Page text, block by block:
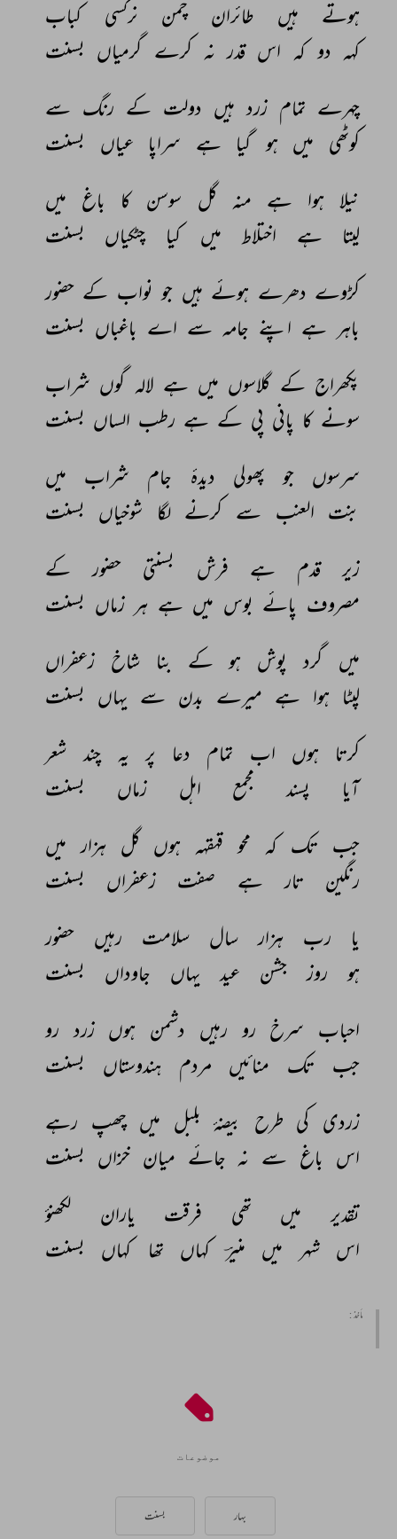
ہوتے
ہیں طائران چمن نرگسی
کباب
کہہ دو کہ اس قدر نہ کرے گرمیاں بسنت
چہرے تمام زرد ہیں دولت کے رنگ سے
کوٹھی میں ہو گیا ہے سراپا عیاں
بسنت
نیلا ہوا ہے منہ گل سوسن کا باغ میں
لیتا
ہے اختلاط میں کیا چٹکیاں
بسنت
کڑوے دھرے ہوئے ہیں جو نواب کے حضور
باہر ہے اپنے جامہ سے اے باغباں بسنت
پکھراج کے گلاسوں میں ہے لالہ گوں شراب
سونے کا پانی پی کے ہے رطب الساں بسنت
سرسوں
جو پھولی دیدۂ جام شراب
میں
بنت العنب سے کرنے لگا شوخیاں بسنت
زیر
قدم ہے فرش بسنتی حضور
کے
مصروف پائے بوس میں ہے ہر زماں بسنت
میں
گرد پوش ہو کے بنا شاخ زعفراں
لپٹا ہوا ہے میرے بدن سے یہاں بسنت
کرتا
ہوں اب تمام دعا پر یہ چند
شعر
آیا
پسند مجمع اہل زماں
بسنت
جب تک کہ محو قہقہہ ہوں گل ہزار میں
رنگین
تار ہے صفت زعفراں
بسنت
یا
رب ہزار سال سلامت رہیں
حضور
ہو
روز جشن عید یہاں جاوداں
بسنت
احباب سرخ رو رہیں دشمن ہوں زرد رو
جب
تک منائیں مردم ہندوستاں
بسنت
زردی کی طرح بیضۂ بلبل میں چھپ رہے
اس باغ سے نہ جائے میان خزاں بسنت
تقدیر
میں تھی فرقت یاران
لکھنؤ
اس
شہر میں منیرؔ کہاں تھا کہاں بسنت
مأخذ :
موضوعات
بہار بسنت